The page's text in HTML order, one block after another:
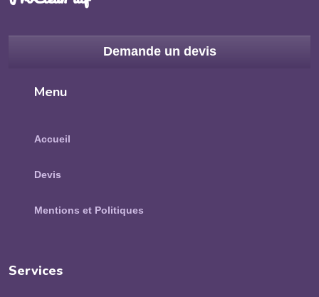
Demande un devis
Menu
Accueil
Devis
Mentions et Politiques
Services